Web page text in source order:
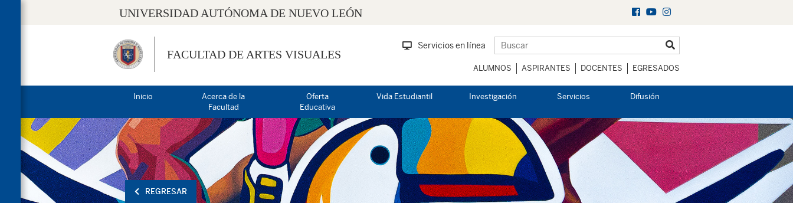
UNIVERSIDAD AUTÓNOMA DE NUEVO LEÓN
FACULTAD DE ARTES VISUALES
Servicios en línea
ALUMNOS ASPIRANTES DOCENTES EGRESADOS
Inicio
Acerca de la
Facultad
Oferta
Educativa
Vida Estudiantil Investigación Servicios Difusión
REGRESAR